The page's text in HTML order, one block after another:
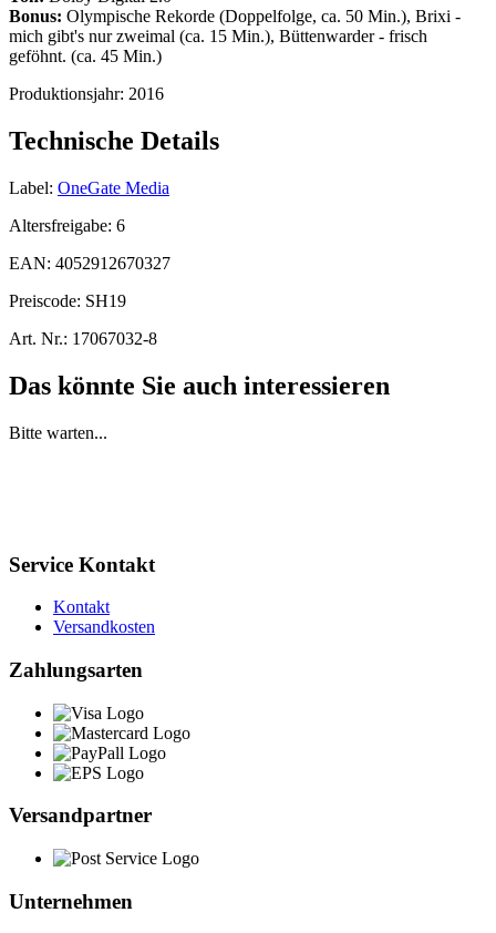
Bonus: Olympische Rekorde (Doppelfolge, ca. 50 Min.), Brixi -
mich gibt's nur zweimal (ca. 15 Min.), Büttenwarder - frisch
geföhnt. (ca. 45 Min.)
Produktionsjahr: 2016
Technische Details
Label: OneGate Media
Altersfreigabe: 6
EAN: 4052912670327
Preiscode: SH19
Art. Nr.: 17067032-8
Das könnte Sie auch interessieren
Bitte warten...
Service Kontakt
Kontakt
Versandkosten
Zahlungsarten
Versandpartner
Unternehmen